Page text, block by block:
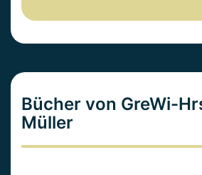
Bücher von GreWi-
Müller